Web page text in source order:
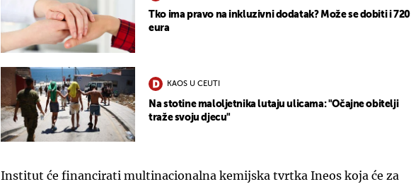
Tko ima pravo na inkluzivni dodatak? Može se dobiti i 720
eura
KAOS U CEUTI
Na stotine maloljetnika lutaju ulicama: "Očajne obitelji
traže svoju djecu"
Institut će financirati multinacionalna kemijska tvrtka Ineos koja će za